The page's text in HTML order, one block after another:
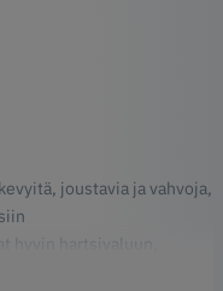
joustavia ja vahvoja,
hyvin hartsivaluun,
vangitsevat hienot